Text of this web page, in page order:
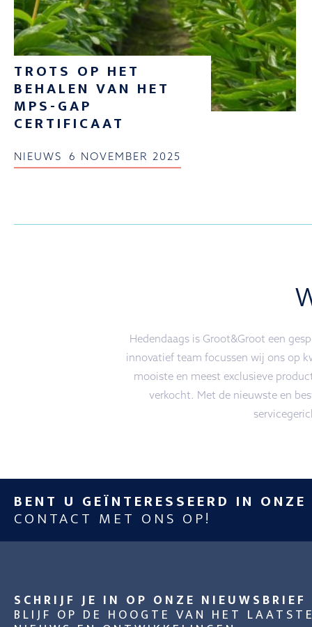
TROTS OP HET
BEHALEN VAN HET
MPS-GAP
CERTIFICAAT
NIEUWS 6 NOVEMBER 2025
Hedendaags is Groot&Groot een
innovatief team focussen wij ons op
mooiste en meest exclusieve
verkocht. Met de nieuwste en
BENT U GEÏNTERESSEERD IN
CONTACT MET ONS OP!
SCHRIJF JE IN OP ONZE NIEUWSBRIEF
BLIJF OP DE HOOGTE VAN HET